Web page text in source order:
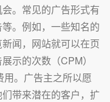
。常见的广告形式有
。例如，一些知名的
闻，网站就可以在页
示的次数（CPM）
。广告主之所以愿
带来潜在的客户，扩